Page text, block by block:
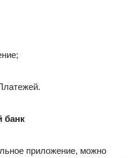
банк
приложение, можно